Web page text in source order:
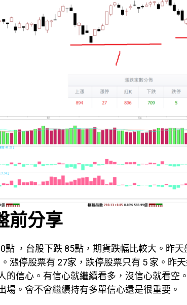
前分享
點 ，台股下跌 85點，期貨跌幅比較大。昨
漲停股票有 27家，跌停股票只有 5 家。昨
的信心。有信心就繼續看多，沒信心就看空
場。會不會繼續持有多單信心還是很重要。